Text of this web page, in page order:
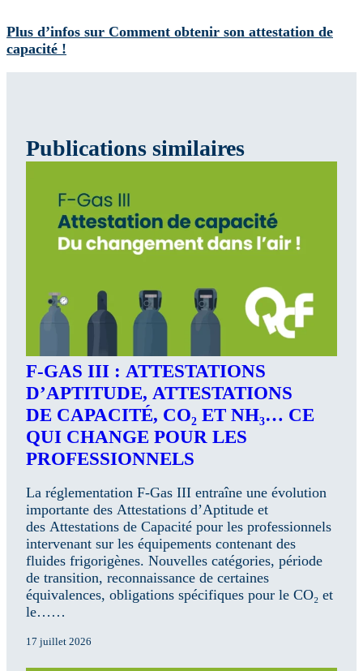
Plus d’infos sur Comment obtenir son attestation de
capacité !
Publications similaires
F-GAS III : ATTESTATIONS
D’APTITUDE, ATTESTATIONS
DE CAPACITÉ, CO₂ ET NH₃… CE
QUI CHANGE POUR LES
PROFESSIONNELS
La réglementation F-Gas III entraîne une évolution
importante des Attestations d’Aptitude et
des Attestations de Capacité pour les professionnels
intervenant sur les équipements contenant des
fluides frigorigènes. Nouvelles catégories, période
de transition, reconnaissance de certaines
équivalences, obligations spécifiques pour le CO₂ et
le……
17 juillet 2026